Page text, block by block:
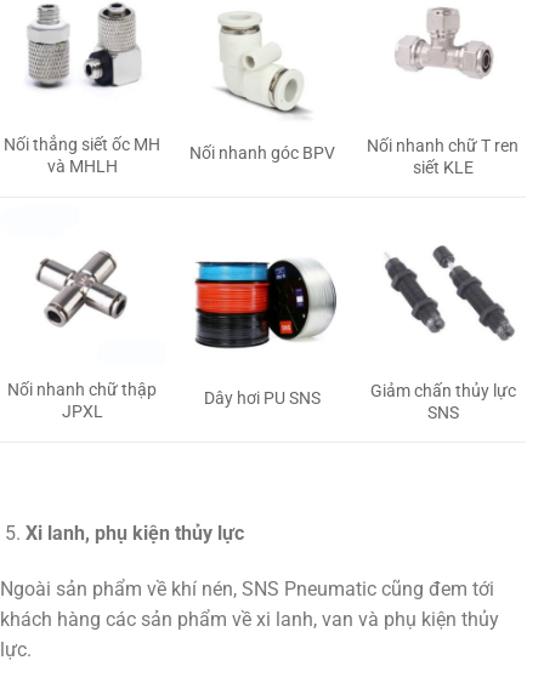
Nối thẳng siết ốc MH
và MHLH
Nối nhanh góc BPV
Nối nhanh chữ T ren
siết KLE
Nối nhanh chữ thập
JPXL
Dây hơi PU SNS
Giảm chấn thủy lực
SNS
Xi lanh, phụ kiện thủy lực
Ngoài sản phẩm về khí nén, SNS Pneumatic cũng đem tới
khách hàng các sản phẩm về xi lanh, van và phụ kiện thủy
lực.